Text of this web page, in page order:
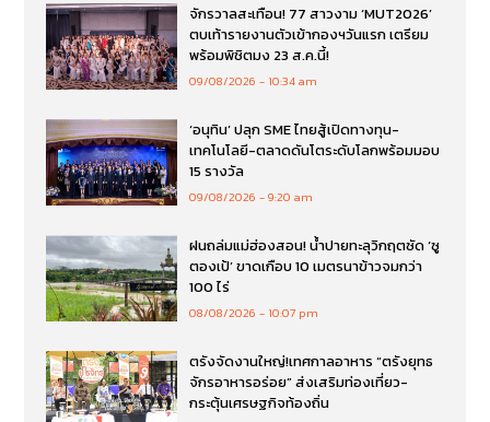
จักรวาลสะเทือน! 77 สาวงาม ‘MUT2026’
ตบเท้ารายงานตัวเข้ากองฯวันแรก เตรียม
พร้อมพิชิตมง 23 ส.ค.นี้!
09/08/2026 10:34 am
‘อนุทิน’ ปลุก SME ไทยสู้เปิดทางทุน-
เทคโนโลยี-ตลาดดันโตระดับโลกพร้อมมอบ
15 รางวัล
09/08/2026 9:20 am
ฝนถล่มแม่ฮ่องสอน! น้ำปายทะลุวิกฤตซัด ‘ซู
ตองเป้’ ขาดเกือบ 10 เมตรนาข้าวจมกว่า
100 ไร่
08/08/2026 10:07 pm
ตรังจัดงานใหญ่!เทศกาลอาหาร “ตรังยุทธ
จักรอาหารอร่อย” ส่งเสริมท่องเที่ยว-
กระตุ้นเศรษฐกิจท้องถิ่น